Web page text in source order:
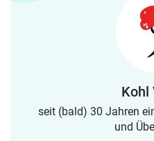
Kohl
seit (bald) 30 Jahren
und